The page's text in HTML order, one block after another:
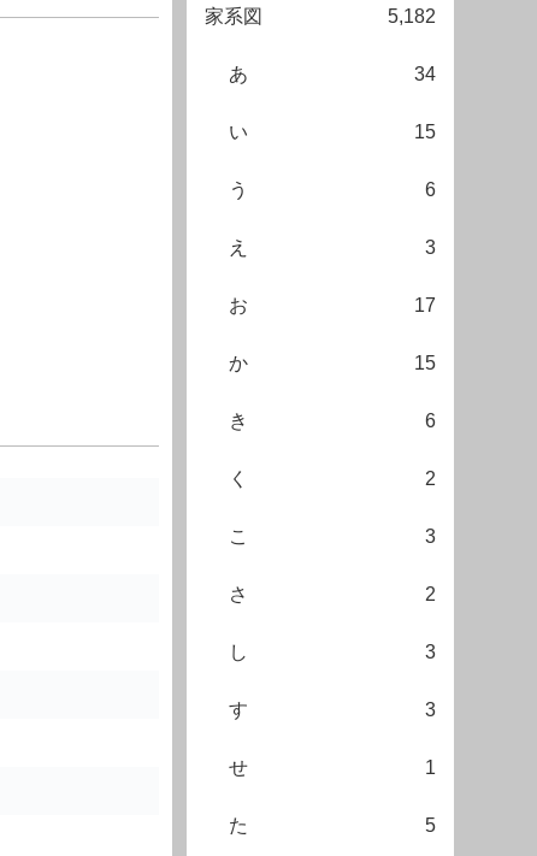
家系図 5,182
あ 34
い 15
う 6
え 3
お 17
か 15
き 6
く 2
こ 3
さ 2
し 3
す 3
せ 1
た 5